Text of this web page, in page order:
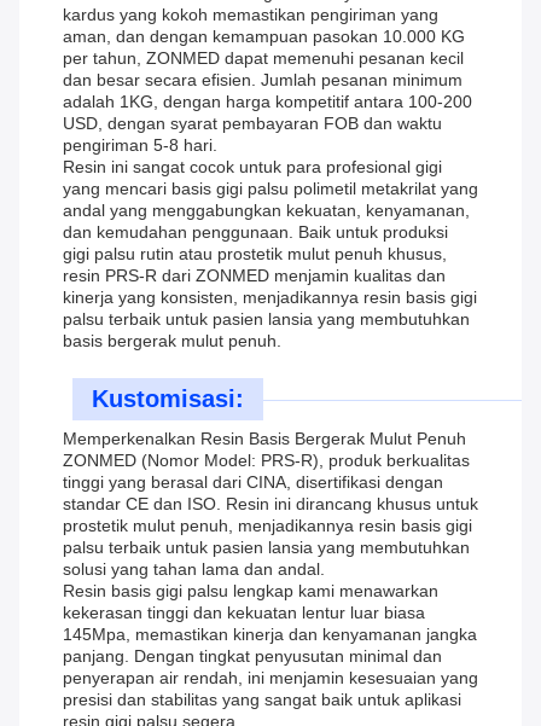
kardus yang kokoh memastikan pengiriman yang
aman, dan dengan kemampuan pasokan 10.000 KG
per tahun, ZONMED dapat memenuhi pesanan kecil
dan besar secara efisien. Jumlah pesanan minimum
adalah 1KG, dengan harga kompetitif antara 100-200
USD, dengan syarat pembayaran FOB dan waktu
pengiriman 5-8 hari.
Resin ini sangat cocok untuk para profesional gigi
yang mencari basis gigi palsu polimetil metakrilat yang
andal yang menggabungkan kekuatan, kenyamanan,
dan kemudahan penggunaan. Baik untuk produksi
gigi palsu rutin atau prostetik mulut penuh khusus,
resin PRS-R dari ZONMED menjamin kualitas dan
kinerja yang konsisten, menjadikannya resin basis gigi
palsu terbaik untuk pasien lansia yang membutuhkan
basis bergerak mulut penuh.
Kustomisasi:
Memperkenalkan Resin Basis Bergerak Mulut Penuh
ZONMED (Nomor Model: PRS-R), produk berkualitas
tinggi yang berasal dari CINA, disertifikasi dengan
standar CE dan ISO. Resin ini dirancang khusus untuk
prostetik mulut penuh, menjadikannya resin basis gigi
palsu terbaik untuk pasien lansia yang membutuhkan
solusi yang tahan lama dan andal.
Resin basis gigi palsu lengkap kami menawarkan
kekerasan tinggi dan kekuatan lentur luar biasa
145Mpa, memastikan kinerja dan kenyamanan jangka
panjang. Dengan tingkat penyusutan minimal dan
penyerapan air rendah, ini menjamin kesesuaian yang
presisi dan stabilitas yang sangat baik untuk aplikasi
resin gigi palsu segera.